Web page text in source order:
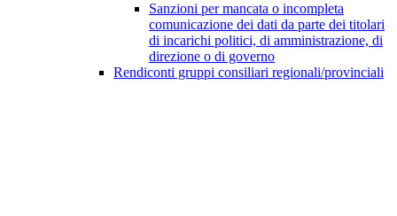
Sanzioni per mancata o incompleta
comunicazione dei dati da parte dei titolari
di incarichi politici, di amministrazione, di
direzione o di governo
Rendiconti gruppi consiliari regionali/provinciali